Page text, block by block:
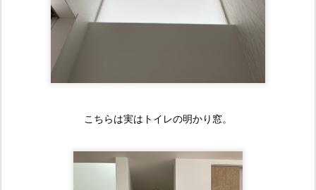
こちらは実はトイレの明かり窓。